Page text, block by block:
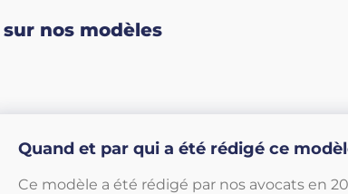
nos modèles
Quand et par qui a été rédigé ce
Ce modèle a été rédigé par nos avocats en